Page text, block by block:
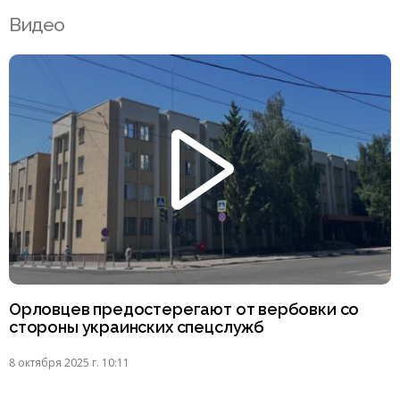
Видео
Орловцев предостерегают от вербовки со
стороны украинских спецслужб
8 октября 2025 г. 10:11